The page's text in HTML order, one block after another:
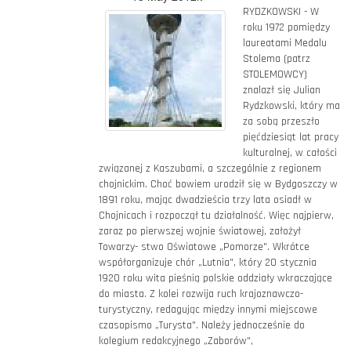
RYDZKOWSKI - W
roku 1972 pomiędzy
laureatami Medalu
Stolema (patrz
STOLEMOWCY)
znalazł się Julian
Rydzkowski, który ma
za sobą przeszło
pięćdziesiąt lat pracy
kulturalnej, w całości
związanej z Kaszubami, a szczególnie z regionem
chojnickim. Choć bowiem urodził się w Bydgoszczy w
1891 roku, mając dwadzieścia trzy lata osiadł w
Chojnicach i rozpoczął tu działalność. Więc najpierw,
zaraz po pierwszej wojnie światowej, założył
Towarzy- stwo Oświatowe „Pomorze". Wkrótce
współorganizuje chór „Lutnia", który 20 stycznia
1920 roku wita pieśnią polskie oddziały wkraczające
do miasta. Z kolei rozwija ruch krajoznawczo-
turystyczny, redagując między innymi miejscowe
czasopismo „Turysta". Należy jednocześnie do
kolegium redakcyjnego „Zaborów",